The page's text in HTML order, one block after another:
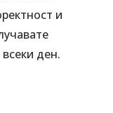
и
ден.